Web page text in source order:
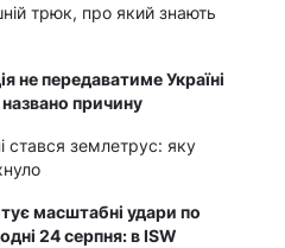
трюк, про який знають
не передаватиме Україні
причину
стався землетрус: яку
масштабні удари по
24 серпня: в ISW